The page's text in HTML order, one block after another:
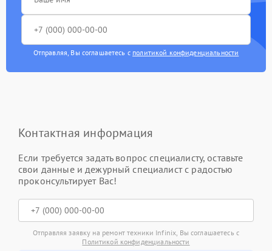
Отправляя, Вы соглашаетесь с политикой конфиденциальности
Контактная информация
Если требуется задать вопрос специалисту, оставьте
свои данные и дежурный специалист с радостью
проконсультирует Вас!
Отправляя заявку на ремонт техники Infinix, Вы соглашаетесь с
Политикой конфиденциальности